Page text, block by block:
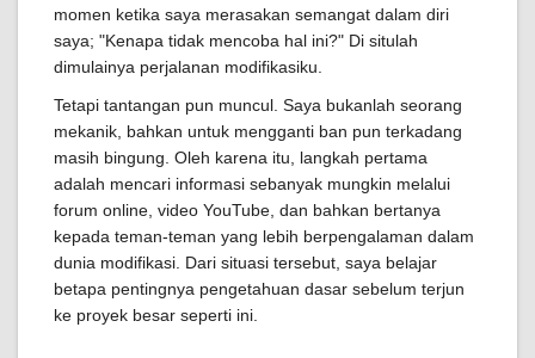
momen ketika saya merasakan semangat dalam diri
saya; "Kenapa tidak mencoba hal ini?" Di situlah
dimulainya perjalanan modifikasiku.
Tetapi tantangan pun muncul. Saya bukanlah seorang
mekanik, bahkan untuk mengganti ban pun terkadang
masih bingung. Oleh karena itu, langkah pertama
adalah mencari informasi sebanyak mungkin melalui
forum online, video YouTube, dan bahkan bertanya
kepada teman-teman yang lebih berpengalaman dalam
dunia modifikasi. Dari situasi tersebut, saya belajar
betapa pentingnya pengetahuan dasar sebelum terjun
ke proyek besar seperti ini.